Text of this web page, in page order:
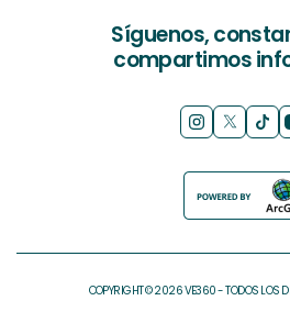
Síguenos,
compartimos
COPYRIGHT © 2026 VE360 - TODOS LOS